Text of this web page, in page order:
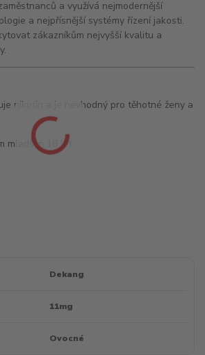
a využívá nejmodernější
a nejpřísnější systémy řízení jakosti.
zákazníkům nejvyšší kvalitu a
nikotin a je nevhodný pro těhotné ženy a
mladším 18 let.
Dekang
11mg
Ovocné